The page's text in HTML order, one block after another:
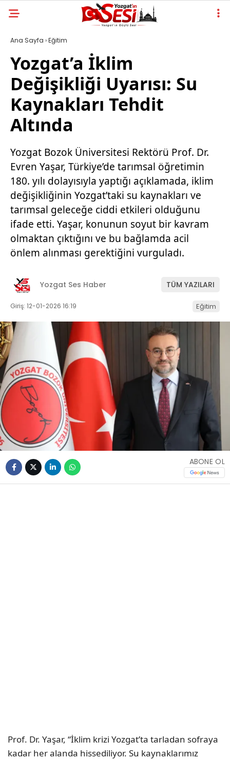
Ana Sayfa ›Eğitim
Yozgat’a İklim
Değişikliği Uyarısı: Su
Kaynakları Tehdit
Altında
Yozgat Bozok Üniversitesi Rektörü Prof. Dr.
Evren Yaşar, Türkiye’de tarımsal öğretimin
180. yılı dolayısıyla yaptığı açıklamada, iklim
değişikliğinin Yozgat’taki su kaynakları ve
tarımsal geleceğe ciddi etkileri olduğunu
ifade etti. Yaşar, konunun soyut bir kavram
olmaktan çıktığını ve bu bağlamda acil
önlem alınması gerektiğini vurguladı.
Yozgat Ses Haber TÜM YAZILARI
Giriş: 12-01-2026 16:19 Eğitim
ABONE OL
Prof. Dr. Yaşar, “İklim krizi Yozgat’ta tarladan sofraya
kadar her alanda hissediliyor. Su kaynaklarımız